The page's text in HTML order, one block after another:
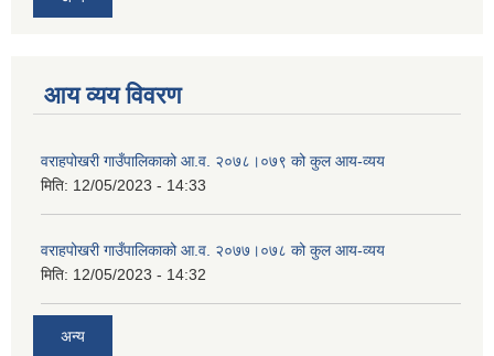
आय व्यय विवरण
वराहपोखरी गाउँपालिकाको आ.व. २०७८।०७९ को कुल आय-व्यय
मिति: 12/05/2023 - 14:33
वराहपोखरी गाउँपालिकाको आ.व. २०७७।०७८ को कुल आय-व्यय
मिति: 12/05/2023 - 14:32
अन्य